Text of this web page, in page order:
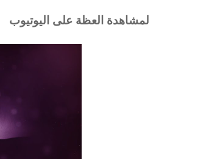
لمشاهدة العظة على اليوتيوب